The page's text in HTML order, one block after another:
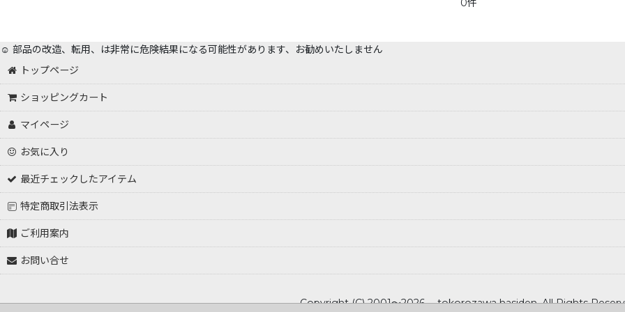
0件
☺️ 部品の改造、転用、は非常に危険結果になる可能性があります、お勧めいたしません
トップページ
ショッピングカート
マイページ
お気に入り
最近チェックしたアイテム
特定商取引法表示
ご利用案内
お問い合せ
Copyright (C) 2001～2026 tokorozawa hasiden .All Rights